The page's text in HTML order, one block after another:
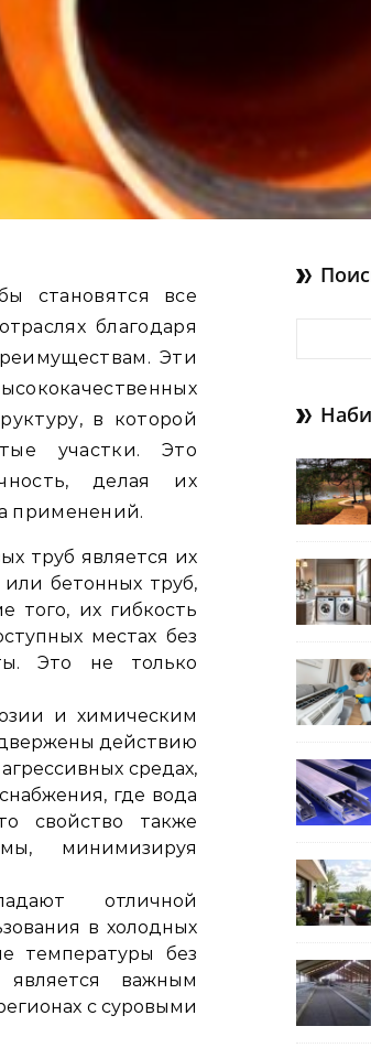
благодаря
Эти
в которой
участки. Это
делая их
применений.
труб является их
бетонных труб,
того, их гибкость
местах без
Это не только
и химическим
действию
средах,
где вода
свойство также
минимизируя
отличной
в холодных
температуры без
важным
с суровыми